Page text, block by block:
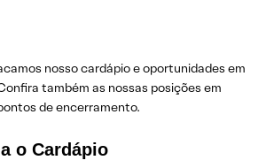
nosso cardápio e oportunidades em
também as nossas posições em
de encerramento.
o Cardápio